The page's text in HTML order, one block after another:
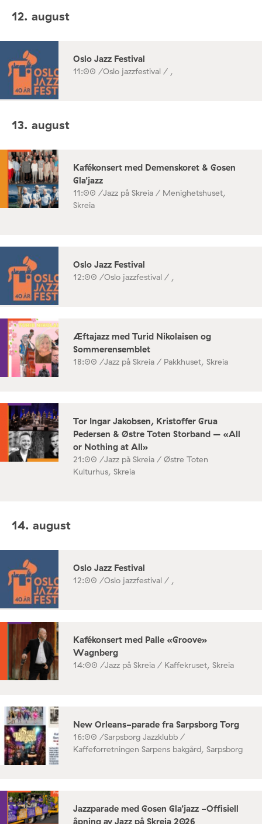
12. august
Oslo Jazz Festival
11:00 /Oslo jazzfestival / ,
13. august
Kafékonsert med Demenskoret & Gosen
Gla’jazz
11:00 /Jazz på Skreia / Menighetshuset,
Skreia
Oslo Jazz Festival
12:00 /Oslo jazzfestival / ,
Æftajazz med Turid Nikolaisen og
Sommerensemblet
18:00 /Jazz på Skreia / Pakkhuset, Skreia
Tor Ingar Jakobsen, Kristoffer Grua
Pedersen & Østre Toten Storband – «All
or Nothing at All»
21:00 /Jazz på Skreia / Østre Toten
Kulturhus, Skreia
14. august
Oslo Jazz Festival
12:00 /Oslo jazzfestival / ,
Kafékonsert med Palle «Groove»
Wagnberg
14:00 /Jazz på Skreia / Kaffekruset, Skreia
New Orleans-parade fra Sarpsborg Torg
16:00 /Sarpsborg Jazzklubb /
Kaffeforretningen Sarpens bakgård, Sarpsborg
Jazzparade med Gosen Gla’jazz -Offisiell
åpning av Jazz på Skreia 2026